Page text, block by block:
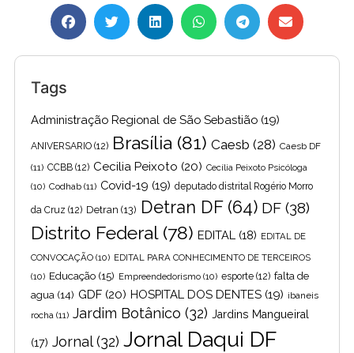
Tags
Administração Regional de São Sebastião (19)
ANIVERSARIO (12) Brasília (81) Caesb (28) Caesb DF
(11) CCBB (12) Cecilia Peixoto (20) Cecília Peixoto Psicóloga
(10) Codhab (11) Covid-19 (19) deputado distrital Rogério Morro
da Cruz (12) Detran (13) Detran DF(64) DF (38)
Distrito Federal(78) EDITAL (18) EDITAL DE
CONVOCAÇÃO (10) EDITAL PARA CONHECIMENTO DE TERCEIROS
(10) Educação (15) Empreendedorismo (10) esporte (12) falta de
agua (14) GDF (20) HOSPITAL DOS DENTES (19) ibaneis
rocha (11) Jardim Botânico (32) Jardins Mangueiral
(17) Jornal(32) Jornal Daqui DF